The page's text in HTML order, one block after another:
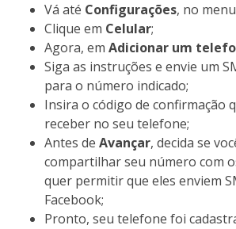
Vá até Configurações, no
Clique em Celular;
Agora, em Adicionar um
Siga as instruções e envie um
para o número indicado;
Insira o código de confirmação
receber no seu telefone;
Antes de Avançar, decida se
compartilhar seu número com
quer permitir que eles enviem
Facebook;
Pronto, seu telefone foi